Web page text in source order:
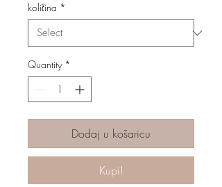
količina *
Quantity *
Dodaj u košaricu
Kupi!